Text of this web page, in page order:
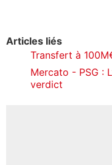
Articles liés
Transfert à
Mercato - PSG :
verdict